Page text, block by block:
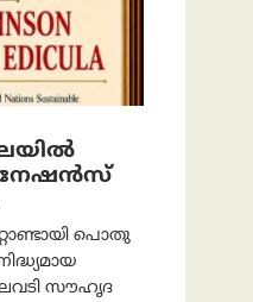
നേഷൻസ്
പൊതു
സൗഹൃദ